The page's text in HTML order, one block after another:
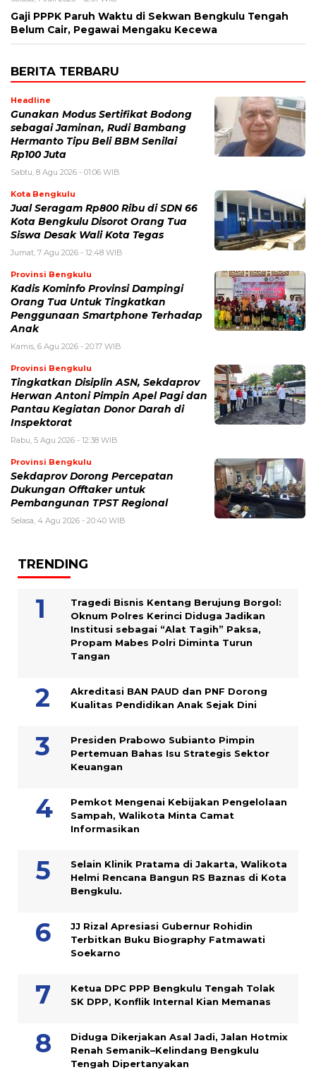
Gaji PPPK Paruh Waktu di Sekwan Bengkulu Tengah
Belum Cair, Pegawai Mengaku Kecewa
BERITA TERBARU
Headline
Gunakan Modus Sertifikat Bodong
sebagai Jaminan, Rudi Bambang
Hermanto Tipu Beli BBM Senilai
Rp100 Juta
Sabtu, 8 Agu 2026 - 01:06 WIB
Kota Bengkulu
Jual Seragam Rp800 Ribu di SDN 66
Kota Bengkulu Disorot Orang Tua
Siswa Desak Wali Kota Tegas
Jumat, 7 Agu 2026 - 12:48 WIB
Provinsi Bengkulu
Kadis Kominfo Provinsi Dampingi
Orang Tua Untuk Tingkatkan
Penggunaan Smartphone Terhadap
Anak
Kamis, 6 Agu 2026 - 20:17 WIB
Provinsi Bengkulu
Tingkatkan Disiplin ASN, Sekdaprov
Herwan Antoni Pimpin Apel Pagi dan
Pantau Kegiatan Donor Darah di
Inspektorat
Rabu, 5 Agu 2026 - 12:38 WIB
Provinsi Bengkulu
Sekdaprov Dorong Percepatan
Dukungan Offtaker untuk
Pembangunan TPST Regional
Selasa, 4 Agu 2026 - 20:40 WIB
TRENDING
Tragedi Bisnis Kentang Berujung Borgol:
Oknum Polres Kerinci Diduga Jadikan
Institusi sebagai “Alat Tagih” Paksa,
Propam Mabes Polri Diminta Turun
Tangan
Akreditasi BAN PAUD dan PNF Dorong
Kualitas Pendidikan Anak Sejak Dini
Presiden Prabowo Subianto Pimpin
Pertemuan Bahas Isu Strategis Sektor
Keuangan
Pemkot Mengenai Kebijakan Pengelolaan
Sampah, Walikota Minta Camat
Informasikan
Selain Klinik Pratama di Jakarta, Walikota
Helmi Rencana Bangun RS Baznas di Kota
Bengkulu.
JJ Rizal Apresiasi Gubernur Rohidin
Terbitkan Buku Biography Fatmawati
Soekarno
Ketua DPC PPP Bengkulu Tengah Tolak
SK DPP, Konflik Internal Kian Memanas
Diduga Dikerjakan Asal Jadi, Jalan Hotmix
Renah Semanik–Kelindang Bengkulu
Tengah Dipertanyakan